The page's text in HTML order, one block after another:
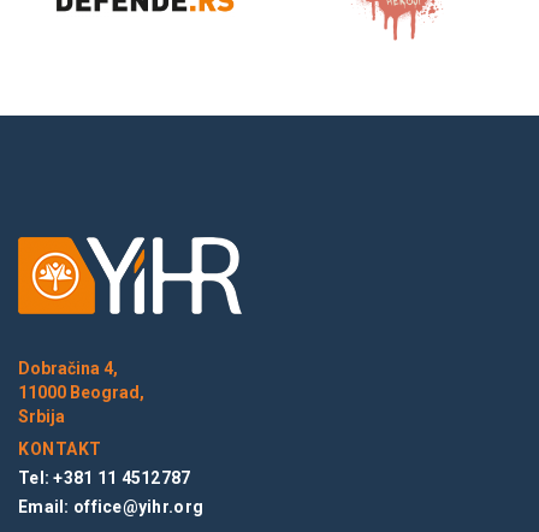
Dobračina 4,
11000 Beograd,
Srbija
KONTAKT
Tel: +381 11 4512787
Email: office@yihr.org